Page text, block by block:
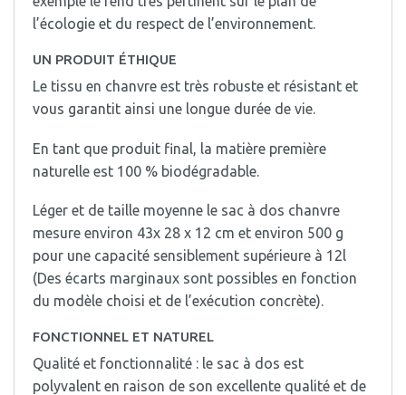
l’écologie et du respect de l’environnement.
UN PRODUIT ÉTHIQUE
Le tissu en chanvre est très robuste et résistant et
vous garantit ainsi une longue durée de vie.
En tant que produit final, la matière première
naturelle est 100 % biodégradable.
Léger et de taille moyenne le sac à dos chanvre
mesure environ 43x 28 x 12 cm et environ 500 g
pour une capacité sensiblement supérieure à 12l
(Des écarts marginaux sont possibles en fonction
du modèle choisi et de l’exécution concrète).
FONCTIONNEL ET NATUREL
Qualité et fonctionnalité : le sac à dos est
polyvalent en raison de son excellente qualité et de